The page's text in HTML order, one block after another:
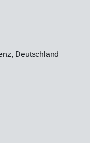
Deutschland